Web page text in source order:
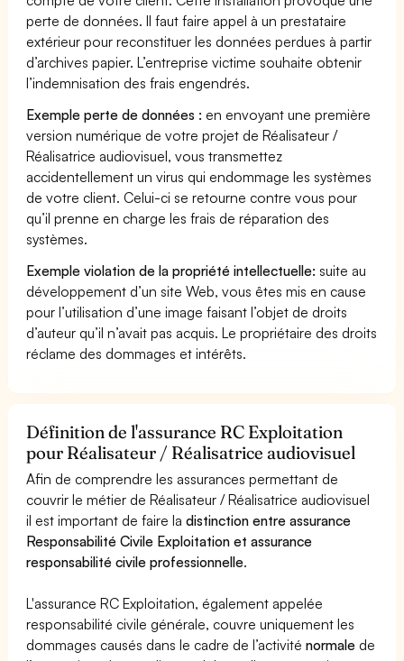
perte de données. Il faut faire appel à un prestataire
extérieur pour reconstituer les données perdues à partir
d’archives papier. L’entreprise victime souhaite obtenir
l’indemnisation des frais engendrés.
Exemple perte de données : en envoyant une première
version numérique de votre projet de Réalisateur /
Réalisatrice audiovisuel, vous transmettez
accidentellement un virus qui endommage les systèmes
de votre client. Celui-ci se retourne contre vous pour
qu’il prenne en charge les frais de réparation des
systèmes.
Exemple violation de la propriété intellectuelle: suite au
développement d’un site Web, vous êtes mis en cause
pour l’utilisation d’une image faisant l’objet de droits
d’auteur qu’il n’avait pas acquis. Le propriétaire des droits
réclame des dommages et intérêts.
Définition de l'assurance RC Exploitation
pour Réalisateur / Réalisatrice audiovisuel
Afin de comprendre les assurances permettant de
couvrir le métier de Réalisateur / Réalisatrice audiovisuel
il est important de faire ladistinction entre assurance
Responsabilité Civile Exploitation et assurance
responsabilité civile professionnelle.
L'assurance RC Exploitation, également appelée
responsabilité civile générale, couvre uniquement les
dommages causés dans le cadre de l’activiténormale de